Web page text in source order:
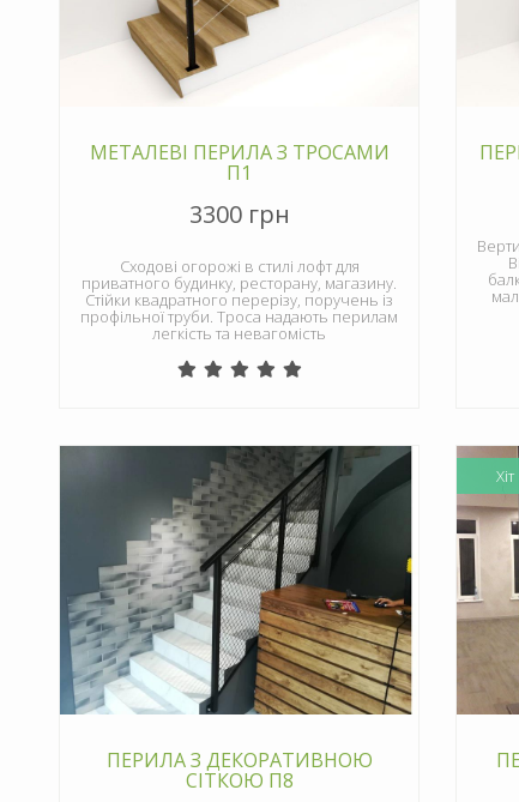
МЕТАЛЕВІ ПЕРИЛА З ТРОСАМИ
П1
3300 грн
Сходові огорожі в стилі лофт для
приватного будинку, ресторану, магазину.
Стійки квадратного перерізу, поручень із
профільної труби. Троса надають перилам
легкість та невагомість
ПЕРИЛА З ДЕКОРАТИВНОЮ
СІТКОЮ П8
Хіт